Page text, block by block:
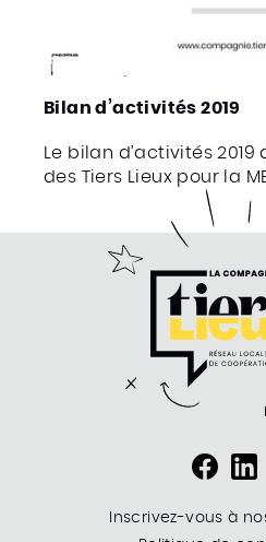
Bilan d’activités 2019
Le bilan d’activités
des Tiers Lieux pour la
Inscrivez-vous à